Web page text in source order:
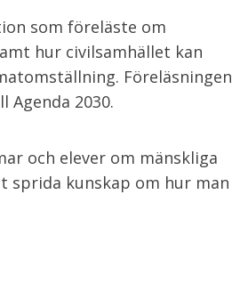
som föreläste om
hur civilsamhället kan
Föreläsningen
2030.
och elever om mänskliga
sprida kunskap om hur man